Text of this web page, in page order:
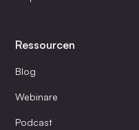
Ressourcen
Blog
Webinare
Podcast